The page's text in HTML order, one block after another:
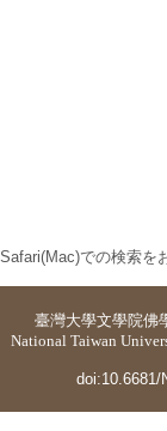
での検索を
臺灣大學文學院佛
National Taiwan
doi:10.6681/